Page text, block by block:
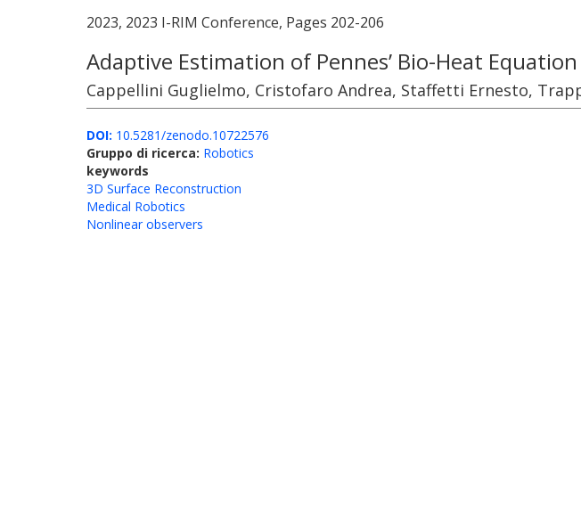
2023, 2023 I-RIM Conference, Pages 202-206
Adaptive Estimation of Pennes’ Bio-Heat Equation
Cappellini Guglielmo, Cristofaro Andrea, Staffetti Ernesto,
DOI: 10.5281/zenodo.10722576
Gruppo di ricerca: Robotics
keywords
3D Surface Reconstruction
Medical Robotics
Nonlinear observers